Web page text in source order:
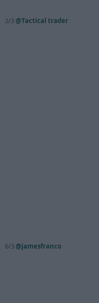
2/3 @Tactical trader
6/3 @jamesfranco